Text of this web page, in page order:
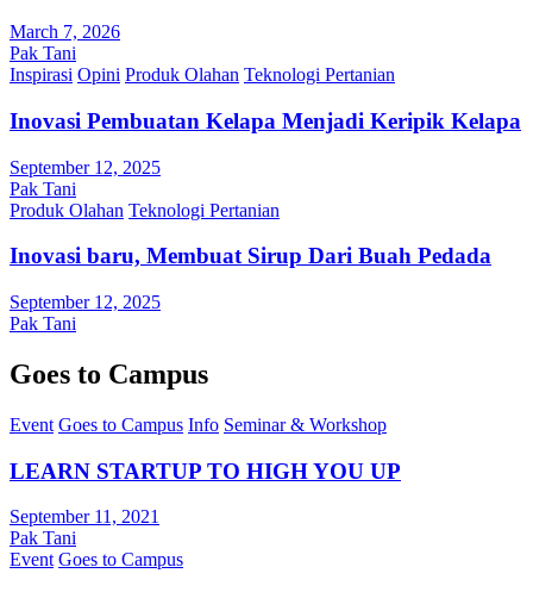
March 7, 2026
Pak Tani
Inspirasi Opini Produk Olahan Teknologi Pertanian
Inovasi Pembuatan Kelapa Menjadi Keripik Kelapa
September 12, 2025
Pak Tani
Produk Olahan Teknologi Pertanian
Inovasi baru, Membuat Sirup Dari Buah Pedada
September 12, 2025
Pak Tani
Goes to Campus
Event Goes to Campus Info Seminar & Workshop
LEARN STARTUP TO HIGH YOU UP
September 11, 2021
Pak Tani
Event Goes to Campus